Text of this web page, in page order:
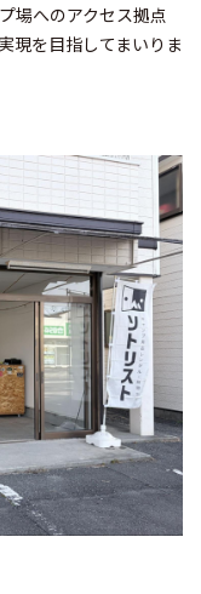
場へのアクセス拠点
現を目指してまいりま